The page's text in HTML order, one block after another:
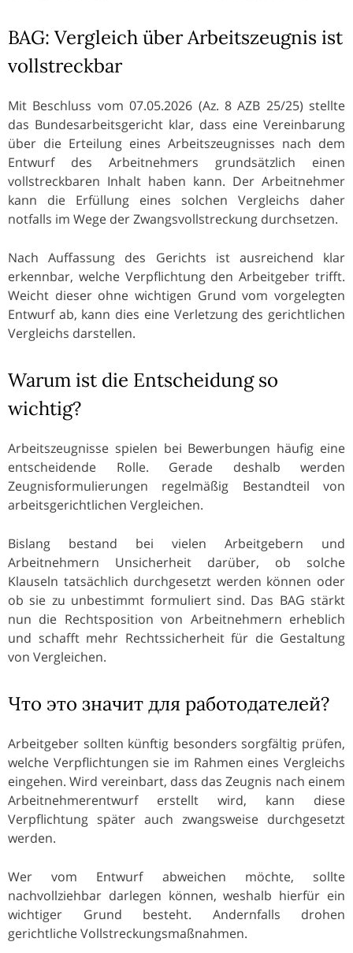
BAG: Vergleich über Arbeitszeugnis ist
vollstreckbar
Mit Beschluss vom 07.05.2026 (Az. 8 AZB 25/25) stellte
das Bundesarbeitsgericht klar, dass eine Vereinbarung
über die Erteilung eines Arbeitszeugnisses nach dem
Entwurf des Arbeitnehmers grundsätzlich einen
vollstreckbaren Inhalt haben kann. Der Arbeitnehmer
kann die Erfüllung eines solchen Vergleichs daher
notfalls im Wege der Zwangsvollstreckung durchsetzen.
Nach Auffassung des Gerichts ist ausreichend klar
erkennbar, welche Verpflichtung den Arbeitgeber trifft.
Weicht dieser ohne wichtigen Grund vom vorgelegten
Entwurf ab, kann dies eine Verletzung des gerichtlichen
Vergleichs darstellen.
Warum ist die Entscheidung so
wichtig?
Arbeitszeugnisse spielen bei Bewerbungen häufig eine
entscheidende Rolle. Gerade deshalb werden
Zeugnisformulierungen regelmäßig Bestandteil von
arbeitsgerichtlichen Vergleichen.
Bislang bestand bei vielen Arbeitgebern und
Arbeitnehmern Unsicherheit darüber, ob solche
Klauseln tatsächlich durchgesetzt werden können oder
ob sie zu unbestimmt formuliert sind. Das BAG stärkt
nun die Rechtsposition von Arbeitnehmern erheblich
und schafft mehr Rechtssicherheit für die Gestaltung
von Vergleichen.
Что это значит для работодателей?
Arbeitgeber sollten künftig besonders sorgfältig prüfen,
welche Verpflichtungen sie im Rahmen eines Vergleichs
eingehen. Wird vereinbart, dass das Zeugnis nach einem
Arbeitnehmerentwurf erstellt wird, kann diese
Verpflichtung später auch zwangsweise durchgesetzt
werden.
Wer vom Entwurf abweichen möchte, sollte
nachvollziehbar darlegen können, weshalb hierfür ein
wichtiger Grund besteht. Andernfalls drohen
gerichtliche Vollstreckungsmaßnahmen.